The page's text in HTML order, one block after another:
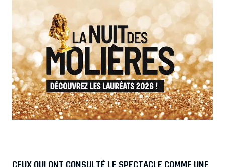
CEUX QUI ONT CONSULTÉ LE SPECTACLE COMME UNE